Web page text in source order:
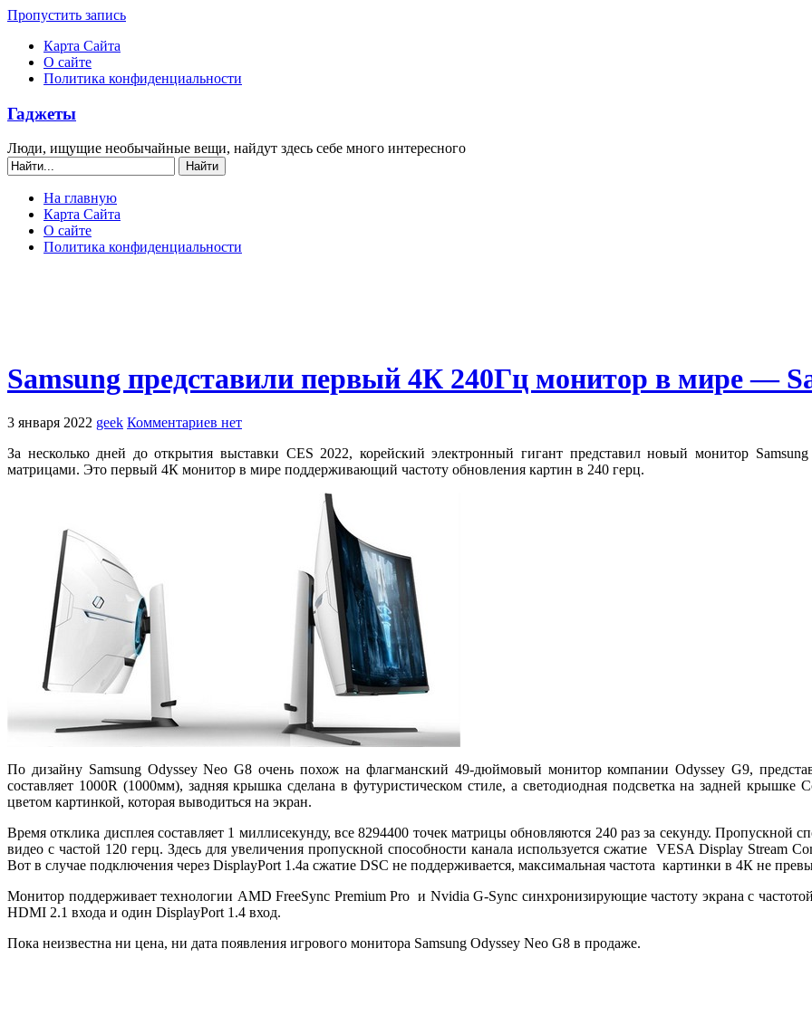
Пропустить запись
Карта Сайта
О сайте
Политика конфиденциальности
Гаджеты
Люди, ищущие необычайные вещи, найдут здесь себе много интересного
На главную
Карта Сайта
О сайте
Политика конфиденциальности
Samsung представили первый 4К 240Гц монитор в мире —
3 января 2022 geek Комментариев нет
За несколько дней до открытия выставки CES 2022, корейский электронный гигант представил новый монитор
матрицами. Это первый 4К монитор в мире поддерживающий частоту обновления картин в 240 герц.
По дизайну Samsung Odyssey Neo G8 очень похож на флагманский 49-дюймовый монитор компании Odyssey G9,
составляет 1000R (1000мм), задняя крышка сделана в футуристическом стиле, а светодиодная подсветка на задней крышке
цветом картинкой, которая выводиться на экран.
Время отклика дисплея составляет 1 миллисекунду, все 8294400 точек матрицы обновляются 240 раз за секунду. Пропускной
видео с частой 120 герц. Здесь для увеличения пропускной способности канала используется сжатие VESA Display Stream
Вот в случае подключения через DisplayPort 1.4a сжатие DSC не поддерживается, максимальная частота картинки в 4К не
Монитор поддерживает технологии AMD FreeSync Premium Pro и Nvidia G-Sync синхронизирующие частоту экрана с
HDMI 2.1 входа и один DisplayPort 1.4 вход.
Пока неизвестна ни цена, ни дата появления игрового монитора Samsung Odyssey Neo G8 в продаже.